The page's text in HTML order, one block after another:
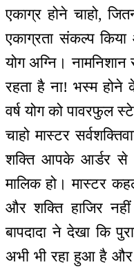
एकाग्र होने चाहो,
एकाग्रता संकल्प
योग अग्नि। नामनिशान
रहता है ना! भस्म होने
वर्ष योग को पावरफुल
चाहो मास्टर
शक्ति आपके आर्डर से
मालिक हो। मास्टर
और शक्ति हाजिर
बापदादा ने देखा कि
अभी भी रहा हुआ है